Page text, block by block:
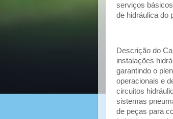
serviços
de hidráulica do
Descrição do
instalações
garantindo o
operacionais e
circuitos
sistemas
de peças para